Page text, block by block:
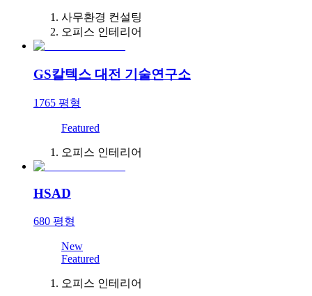
사무환경 컨설팅
오피스 인테리어
GS칼텍스 대전 기술연구소
1765 평형
Featured
오피스 인테리어
HSAD
680 평형
New
Featured
오피스 인테리어